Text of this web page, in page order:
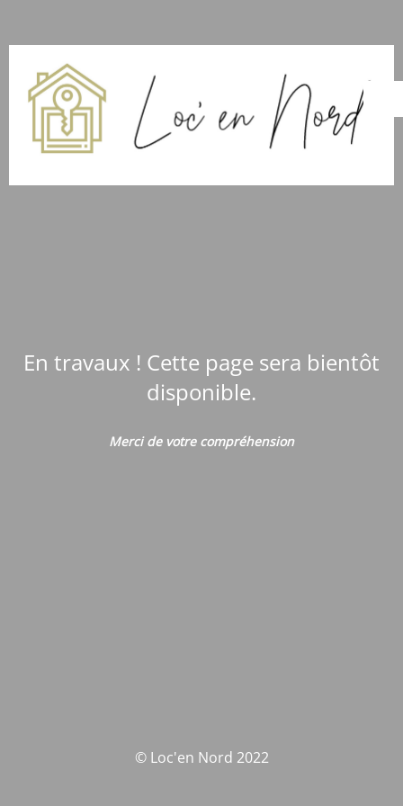
En travaux ! Cette page sera bientôt
disponible.
Merci de votre compréhension
© Loc'en Nord 2022